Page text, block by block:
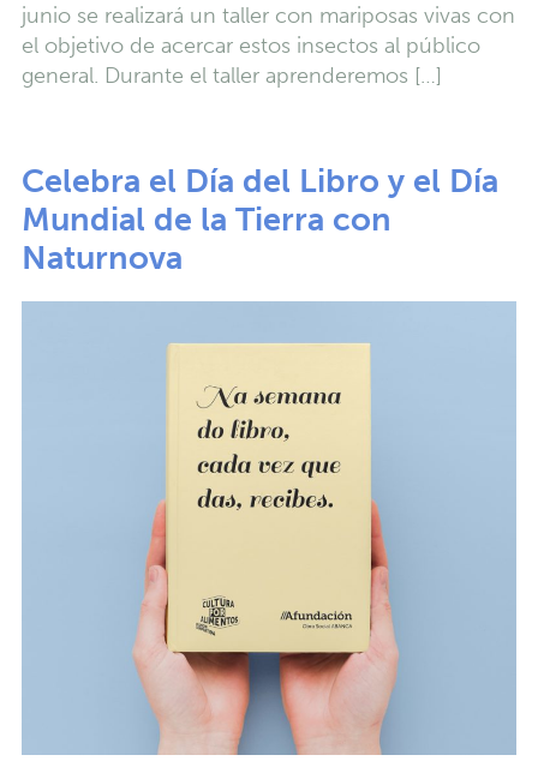
junio se realizará un taller con mariposas vivas con
el objetivo de acercar estos insectos al público
general. Durante el taller aprenderemos […]
Celebra el Día del Libro y el Día
Mundial de la Tierra con
Naturnova